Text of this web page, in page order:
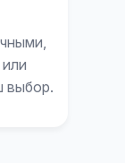
выбор.